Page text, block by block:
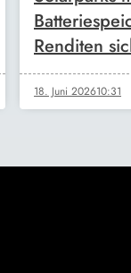
Renditen
18. Juni 202610:31